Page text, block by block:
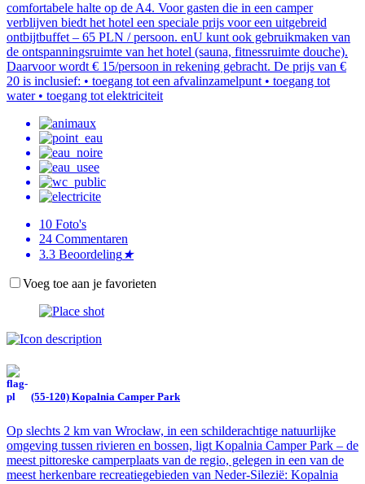
comfortabele halte op de A4. Voor gasten die in een camper
verblijven biedt het hotel een speciale prijs voor een uitgebreid
ontbijtbuffet – 65 PLN / persoon. enU kunt ook gebruikmaken van
de ontspanningsruimte van het hotel (sauna, fitnessruimte douche).
Daarvoor wordt € 15/persoon in rekening gebracht. De prijs van €
20 is inclusief: • toegang tot een afvalinzamelpunt • toegang tot
water • toegang tot elektriciteit
10 Foto's
24 Commentaren
3.3 Beoordeling★
Voeg toe aan je favorieten
(55-120) Kopalnia Camper Park
Op slechts 2 km van Wrocław, in een schilderachtige natuurlijke
omgeving tussen rivieren en bossen, ligt Kopalnia Camper Park – de
meest pittoreske camperplaats van de regio, gelegen in een van de
meest herkenbare recreatiegebieden van Neder-Silezië: Kopalnia